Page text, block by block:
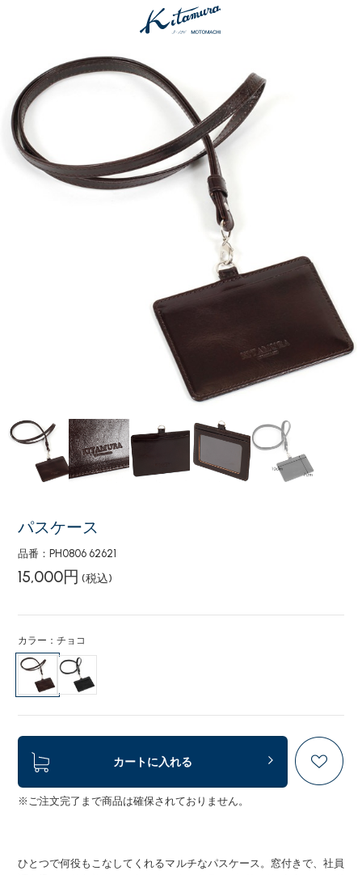
パスケース
品番：PH0806 62621
15,000円 (税込)
カラー：チョコ
カートに入れる
※ご注文完了まで商品は確保されておりません。
ひとつで何役もこなしてくれるマルチなパスケース。窓付きで、社員